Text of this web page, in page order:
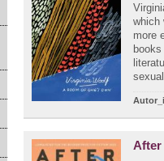
which
more
After